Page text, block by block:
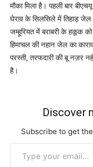
मौका मिला है। पहली बार
घेराव के सिलसिले में तिहाड़ जेल
जम्‍हूरियत में बराबरी के हकूक
हिमाचल की नहान जेल का
परस्‍ती, तरफदारी की बू नज़र
है।
Discover
Subscribe to get
Type your email…